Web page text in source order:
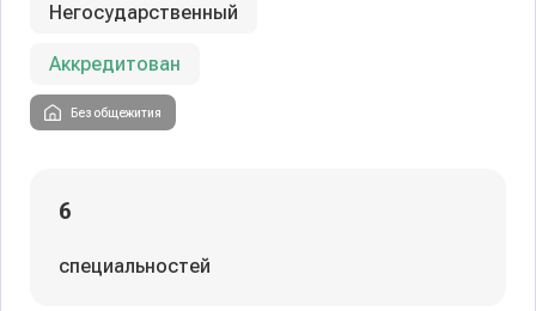
Негосударственный
Аккредитован
Без общежития
6
специальностей